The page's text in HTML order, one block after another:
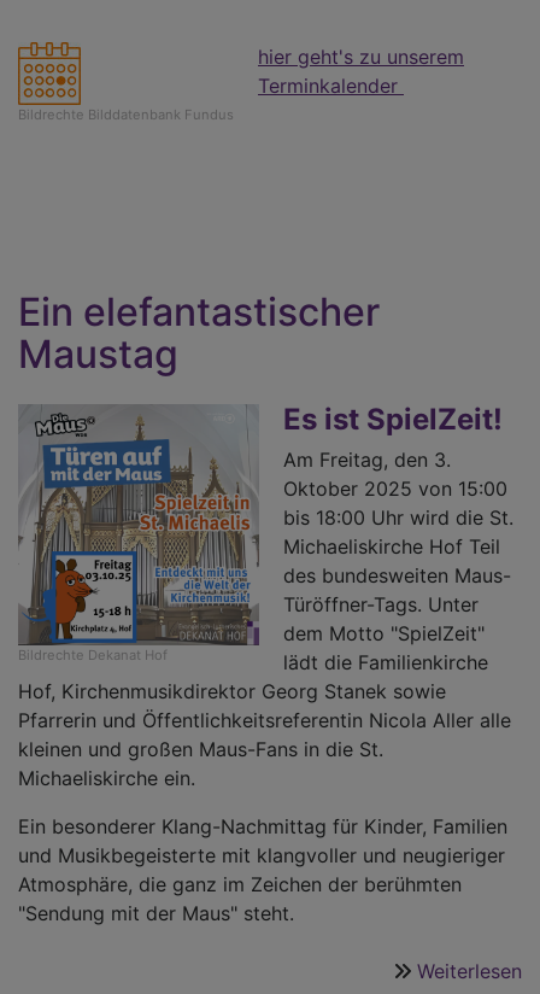
Bildrechte Bilddatenbank Fundus
hier geht's zu unserem
Terminkalender
Ein elefantastischer
Maustag
Bildrechte Dekanat Hof
Es ist SpielZeit!
Am Freitag, den 3.
Oktober 2025 von 15:00
bis 18:00 Uhr wird die St.
Michaeliskirche Hof Teil
des bundesweiten Maus-
Türöffner-Tags. Unter
dem Motto "SpielZeit"
lädt die Familienkirche
Hof, Kirchenmusikdirektor Georg Stanek sowie
Pfarrerin und Öffentlichkeitsreferentin Nicola Aller alle
kleinen und großen Maus-Fans in die St.
Michaeliskirche ein.
Ein besonderer Klang-Nachmittag für Kinder, Familien
und Musikbegeisterte mit klangvoller und neugieriger
Atmosphäre, die ganz im Zeichen der berühmten
"Sendung mit der Maus" steht.
Weiterlesen